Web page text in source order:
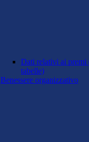
Dati relativi ai premi
tabelle)
Benessere organizzativo